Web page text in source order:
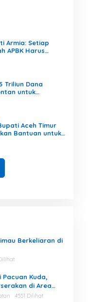
Armia: Setiap
APBK Harus
Triliun Dana
untuk
Aceh Timur
Bantuan untuk
Berkeliaran di
Pacuan Kuda,
di Area
4551 Dilihat